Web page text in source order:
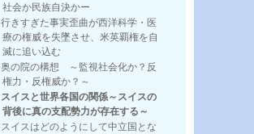
社会か民族自決かー
行きすぎた事実歪曲が西洋科学・医
療の権威を失墜させ、米英覇権を自
滅に追い込む
奥の院の構想 ～監視社会化か？反
権力・反権威か？～
スイスと世界各国の関係～スイスの
背後に真の支配勢力が存在する～
スイスはどのようにして中立国とな